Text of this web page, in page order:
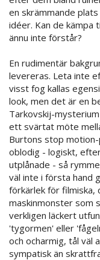
en skrämmande
idéer. Kan de kämpa
ännu inte förstår?
En rudimentär
levereras. Leta inte
visst fog kallas
look, men det är en
Tarkovskij-
ett svärtat möte
Burtons stop
oblodig - logiskt,
utplånade - så
väl inte i första hand
förkärlek för filmiska,
maskinmonster som
verkligen läckert
'tygormen' eller
och ocharmig, tål väl
sympatisk än